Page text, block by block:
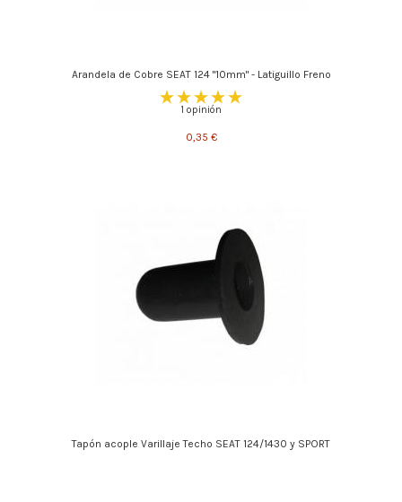
Arandela de Cobre SEAT 124 "10mm" - Latiguillo Freno
1 opinión
0,35 €
Tapón acople Varillaje Techo SEAT 124/1430 y SPORT